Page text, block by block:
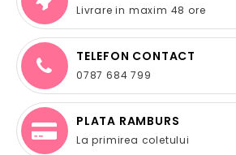
Livrare in maxim 48 ore
TELEFON CONTACT
0787 684 799
PLATA RAMBURS
La primirea coletului